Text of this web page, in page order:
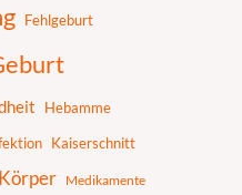
Fehlgeburt
Hebamme
Kaiserschnitt
Körper Medikamente